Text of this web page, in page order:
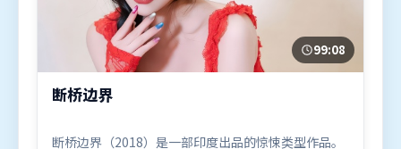
99:08
断桥边界
断桥边界（2018）是一部印度出品的惊悚类型作品。